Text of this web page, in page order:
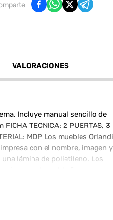
VALORACIONES
Incluye manual sencillo de
TECNICA: 2 PUERTAS, 3
MDP Los muebles Orlandi
con el nombre, imagen y
lámina de polietileno. Los
en pocos minutos en el lugar